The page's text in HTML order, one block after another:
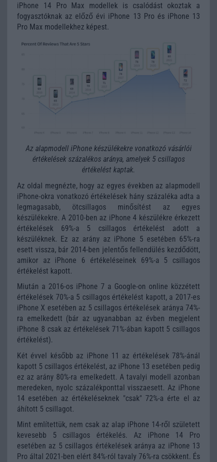
iPhone 14 Pro Max modellek is csalódást okoztak a
fogyasztóknak az előző évi iPhone 13 Pro és iPhone 13
Pro Max modellekhez képest.
Az alapmodell iPhone készülékekre vonatkozó vásárlói
értékelések százalékos aránya, amelyek 5 csillagos
értékelést kaptak.
Az oldal megnézte, hogy az egyes években az alapmodell
iPhone-okra vonatkozó értékelések hány százaléka adta a
legmagasabb, ötcsillagos minősítést az egyes
készülékekre. A 2010-ben az iPhone 4 készülékre érkezett
értékelések 69%-a 5 csillagos értékelést adott a
készüléknek. Ez az arány az iPhone 5 esetében 65%-ra
esett vissza, bár 2014-ben jelentős fellendülés kezdődött,
amikor az iPhone 6 értékeléseinek 69%-a 5 csillagos
értékelést kapott.
Miután a 2016-os iPhone 7 a Google-on online közzétett
értékelések 70%-a 5 csillagos értékelést kapott, a 2017-es
iPhone X esetében az 5 csillagos értékelések aránya 74%-
ra emelkedett (bár az ugyanabban az évben megjelent
iPhone 8 csak az értékelések 71%-ában kapott 5 csillagos
értékelést).
Két évvel később az iPhone 11 az értékelések 78%-ánál
kapott 5 csillagos értékelést, az iPhone 13 esetében pedig
ez az arány 80%-ra emelkedett. A tavalyi modell azonban
meredeken, nyolc százalékponttal visszaesett. Az iPhone
14 esetében az értékeléseknek "csak" 72%-a érte el az
áhított 5 csillagot.
Mint említettük, nem csak az alap iPhone 14-ről született
kevesebb 5 csillagos értékelés. Az iPhone 14 Pro
esetében az 5 csillagos értékelések aránya az iPhone 13
Pro által 2021-ben elért 84%-ról tavaly 76%-ra csökkent. És